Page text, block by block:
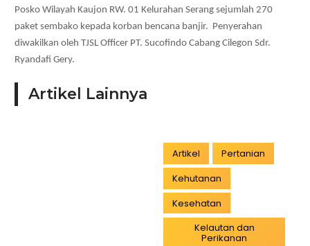
Posko Wilayah Kaujon RW. 01 Kelurahan Serang sejumlah 270
paket sembako kepada korban bencana banjir. Penyerahan
diwakilkan oleh TJSL Officer PT. Sucofindo Cabang Cilegon Sdr.
Ryandafi Gery.
Artikel Lainnya
Artikel
Pertanian
Kehutanan
Kesehatan
Kelautan dan
Perikanan